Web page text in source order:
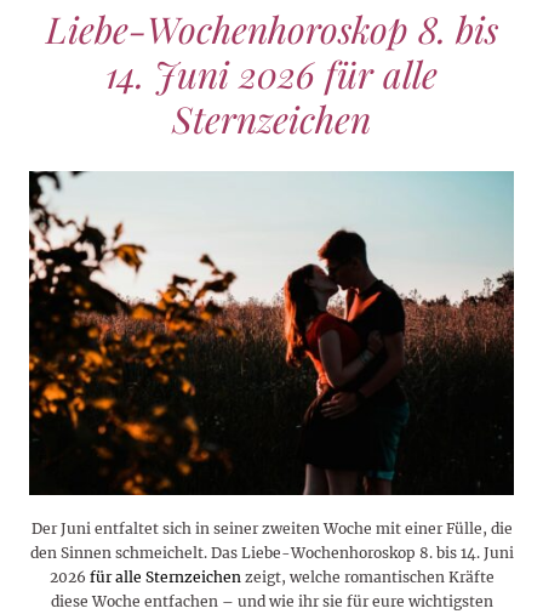
Liebe-Wochenhoroskop 8. bis
14. Juni 2026 für alle
Sternzeichen
Der Juni entfaltet sich in seiner zweiten Woche mit einer Fülle, die
den Sinnen schmeichelt. Das Liebe-Wochenhoroskop 8. bis 14. Juni
2026 für alle Sternzeichen zeigt, welche romantischen Kräfte
diese Woche entfachen – und wie ihr sie für eure wichtigsten